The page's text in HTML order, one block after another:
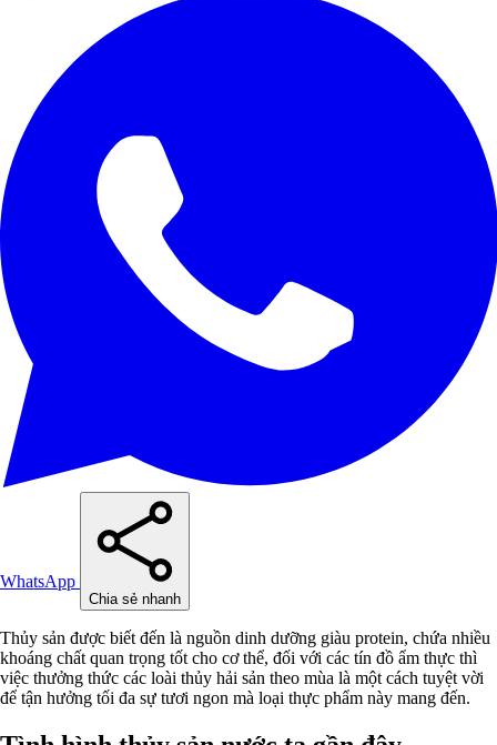
WhatsApp
Chia sẻ nhanh
Thủy sản được biết đến là nguồn dinh dưỡng giàu protein, chứa nhiều
khoáng chất quan trọng tốt cho cơ thể, đối với các tín đồ ẩm thực thì
việc thưởng thức các loài thủy hải sản theo mùa là một cách tuyệt vời
để tận hưởng tối đa sự tươi ngon mà loại thực phẩm này mang đến.